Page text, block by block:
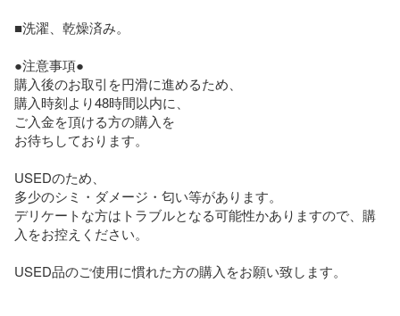
■洗濯、乾燥済み。
●注意事項●
購入後のお取引を円滑に進めるため、
購入時刻より48時間以内に、
ご入金を頂ける方の購入を
お待ちしております。
USEDのため、
多少のシミ・ダメージ・匂い等があります。
デリケートな方はトラブルとなる可能性かありますので、購
入をお控えください。
USED品のご使用に慣れた方の購入をお願い致します。